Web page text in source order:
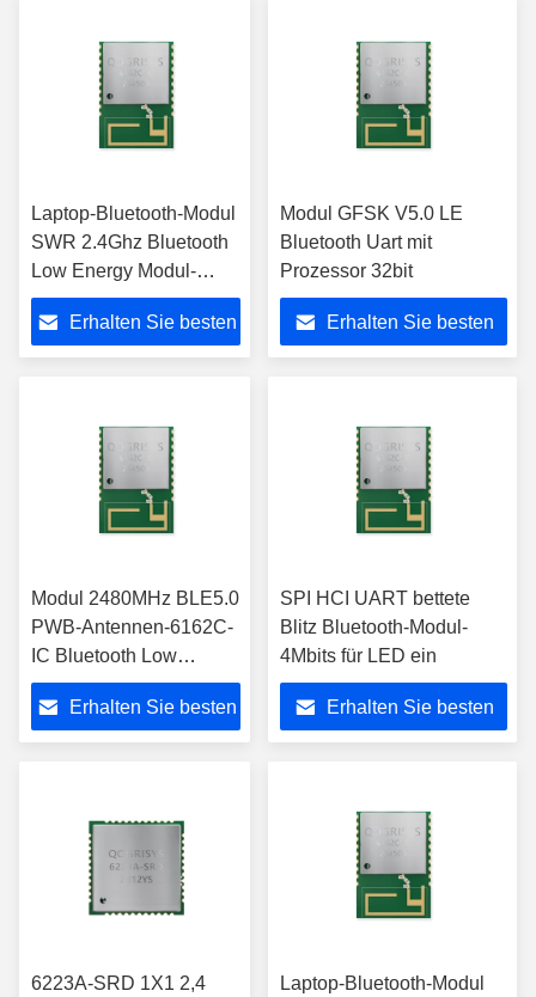
Laptop-Bluetooth-Modul
SWR 2.4Ghz Bluetooth
Low Energy Modul-
BLE5.0
Erhalten Sie besten
Modul GFSK V5.0 LE
Bluetooth Uart mit
Prozessor 32bit
Erhalten Sie besten
Modul 2480MHz BLE5.0
PWB-Antennen-6162C-
IC Bluetooth Low
Energy
Erhalten Sie besten
SPI HCI UART bettete
Blitz Bluetooth-Modul-
4Mbits für LED ein
Erhalten Sie besten
6223A-SRD 1X1 2,4
Laptop-Bluetooth-Modul